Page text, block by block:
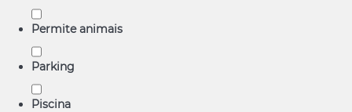
Permite animais
Parking
Piscina